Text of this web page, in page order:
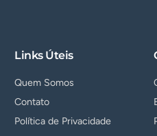
Links Úteis
Quem Somos
Contato
Política de Privacidade